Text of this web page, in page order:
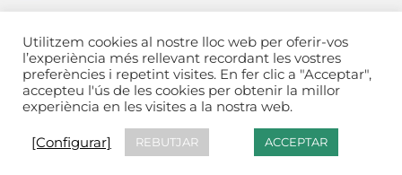
Unió Empresarial de l’Anoia (UEA)
Ctra. de Manresa, 131, 08700 – Igualada(Barcelona)
Tel 93 805 22 92
Contactar
de cookies [Configurar]
Fet a Igualada per Aladetres
Utilitzem cookies al nostre lloc web per oferir-vos
l’experiència més rellevant recordant les vostres
preferències i repetint visites. En fer clic a "Acceptar",
accepteu l'ús de les cookies per obtenir la millor
experiència en les visites a la nostra web.
[Configurar] REBUTJAR ACCEPTAR